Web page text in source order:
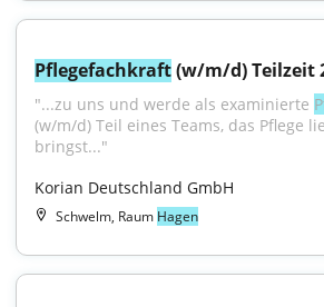
Pflegefachkraft (w/m/d) Teilzeit
"...zu uns und werde als examinierte
(w/m/d) Teil eines Teams, das Pflege
bringst..."
Korian Deutschland GmbH
Schwelm, Raum Hagen